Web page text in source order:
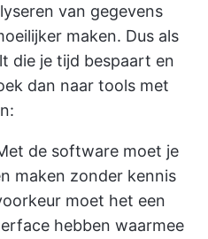
van gegevens
maken. Dus als
die je tijd bespaart en
dan naar tools met
de software moet je
maken zonder kennis
moet het een
hebben waarmee